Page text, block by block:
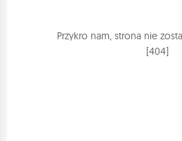
Przykro nam, strona nie
[404]